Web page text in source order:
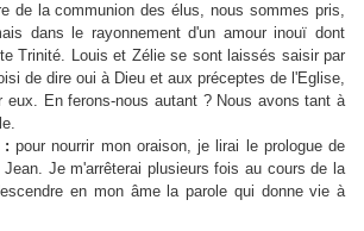
de la communion des élus, nous sommes pris,
dans le rayonnement d'un amour inouï dont
Trinité. Louis et Zélie se sont laissés saisir par
de dire oui à Dieu et aux préceptes de l'Eglise,
eux. En ferons-nous autant ? Nous avons tant à
: pour nourrir mon oraison, je lirai le prologue de
Jean. Je m'arrêterai plusieurs fois au cours de la
en mon âme la parole qui donne vie à